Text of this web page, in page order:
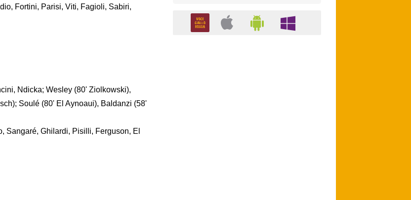
Fortini, Parisi, Viti, Fagioli, Sabiri,
Ndicka; Wesley (80' Ziolkowski),
Soulé (80' El Aynoaui), Baldanzi (58'
Sangaré, Ghilardi, Pisilli, Ferguson, El